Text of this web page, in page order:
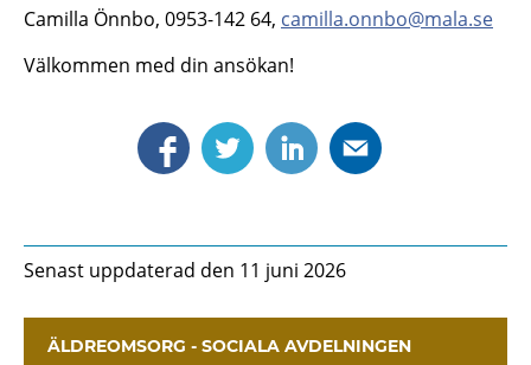
Camilla Önnbo, 0953-142 64, camilla.onnbo@mala.se
Välkommen med din ansökan!
Senast uppdaterad den 11 juni 2026
ÄLDREOMSORG - SOCIALA AVDELNINGEN